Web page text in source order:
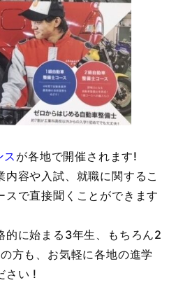
スが各地で開催されます!
容や入試、就職に関するこ
スで直接聞くことができます
的に始まる3年生、もちろん2
方も、お気軽に各地の進学
さい !